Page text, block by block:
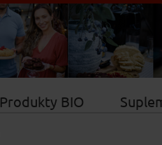
Produkty BIO